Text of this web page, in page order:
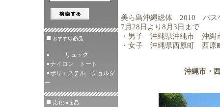
リュック
ナイロン トート
ポリエステル ショルダ
ー
美ら島沖縄総体 2010 バス
7月28日より8月3日まで
・男子 沖縄県沖縄市 沖縄
・女子 沖縄県西原町 西原
沖縄市・